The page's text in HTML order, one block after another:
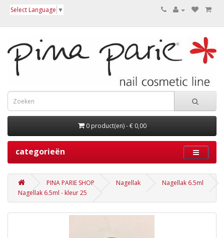
Select Language ▼
0 product(en) - € 0,00
categorieën
PINA PARIE SHOP Nagellak
Nagellak 6.5ml
Nagellak 6.5ml - kleur 25